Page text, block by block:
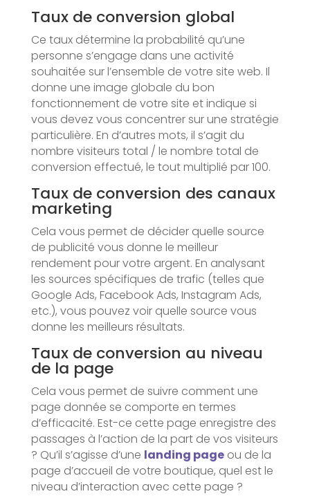
Taux de conversion global
Ce taux détermine la probabilité qu’une
personne s’engage dans une activité
souhaitée sur l’ensemble de votre site web. Il
donne une image globale du bon
fonctionnement de votre site et indique si
vous devez vous concentrer sur une stratégie
particulière. En d’autres mots, il s’agit du
nombre visiteurs total / le nombre total de
conversion effectué, le tout multiplié par 100.
Taux de conversion des canaux
marketing
Cela vous permet de décider quelle source
de publicité vous donne le meilleur
rendement pour votre argent. En analysant
les sources spécifiques de trafic (telles que
Google Ads, Facebook Ads, Instagram Ads,
etc.), vous pouvez voir quelle source vous
donne les meilleurs résultats.
Taux de conversion au niveau
de la page
Cela vous permet de suivre comment une
page donnée se comporte en termes
d’efficacité. Est-ce cette page enregistre des
passages à l’action de la part de vos visiteurs
? Qu’il s’agisse d’une landing pageou de la
page d’accueil de votre boutique, quel est le
niveau d’interaction avec cette page ?